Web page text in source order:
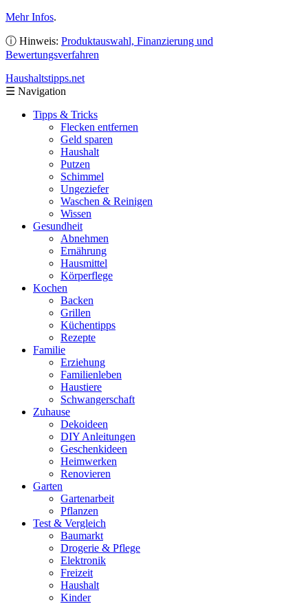
Mehr Infos.
ⓘ Hinweis: Produktauswahl, Finanzierung und
Bewertungsverfahren
Haushaltstipps.net
☰ Navigation
Tipps & Tricks
Flecken entfernen
Geld sparen
Haushalt
Putzen
Schimmel
Ungeziefer
Waschen & Reinigen
Wissen
Gesundheit
Abnehmen
Ernährung
Hausmittel
Körperflege
Kochen
Backen
Grillen
Küchentipps
Rezepte
Familie
Erziehung
Familienleben
Haustiere
Schwangerschaft
Zuhause
Dekoideen
DIY Anleitungen
Geschenkideen
Heimwerken
Renovieren
Garten
Gartenarbeit
Pflanzen
Test & Vergleich
Baumarkt
Drogerie & Pflege
Elektronik
Freizeit
Haushalt
Kinder